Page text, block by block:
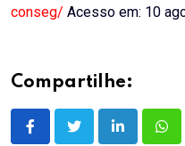
conseg/ Acesso em: 10
Compartilhe:
LinkedIn